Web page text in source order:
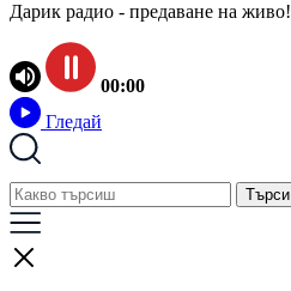
Дарик радио - предаване на живо!
00:00
Гледай